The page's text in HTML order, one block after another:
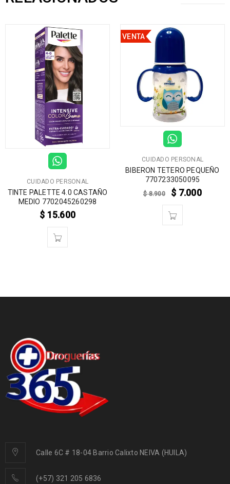
CUIDADO PERSONAL
TINTE PALETTE 4.0 CASTAÑO
MEDIO 7702045260298
$ 15.600
VENTA
CUIDADO PERSONAL
BIBERON TETERO PEQUEÑO
7707233050095
$8.900 $ 7.000
Calle 6C # 18-04 Barrio Calixto NEIVA (HUILA)
(+57) 321 205 6836